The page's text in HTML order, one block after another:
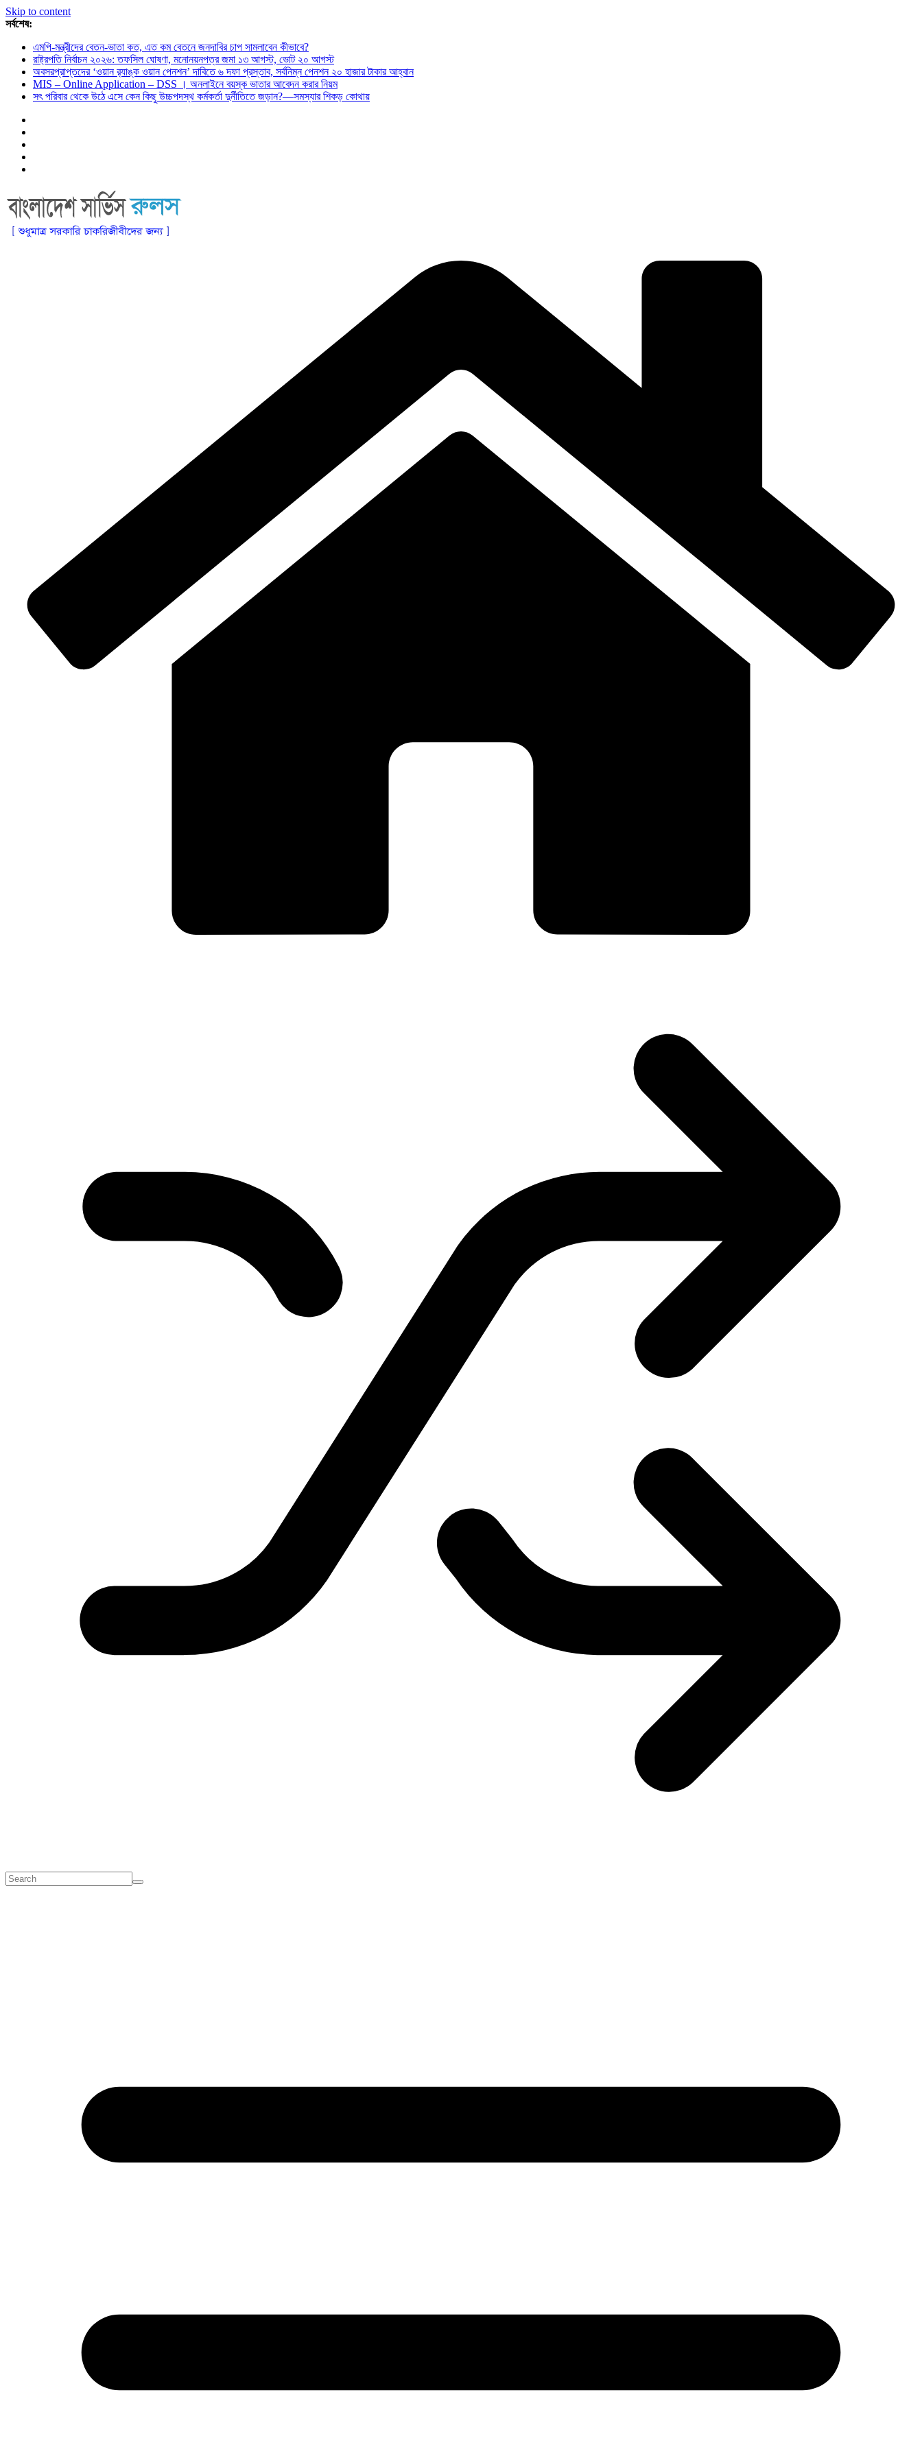
Skip to content
সর্বশেষ:
এমপি-মন্ত্রীদের বেতন-ভাতা কত, এত কম বেতনে জনদাবির চাপ সামলাবেন কীভাবে?
রাষ্ট্রপতি নির্বাচন ২০২৬: তফসিল ঘোষণা, মনোনয়নপত্র জমা ১৩ আগস্ট, ভোট ২০ আগস্ট
অবসরপ্রাপ্তদের ‘ওয়ান র‌্যাঙ্ক ওয়ান পেনশন’ দাবিতে ৬ দফা প্রস্তাব, সর্বনিম্ন পেনশন ২০ হাজার টাকার আহ্বান
MIS – Online Application – DSS । অনলাইনে বয়স্ক ভাতার আবেদন করার নিয়ম
সৎ পরিবার থেকে উঠে এসে কেন কিছু উচ্চপদস্থ কর্মকর্তা দুর্নীতিতে জড়ান?—সমস্যার শিকড় কোথায়